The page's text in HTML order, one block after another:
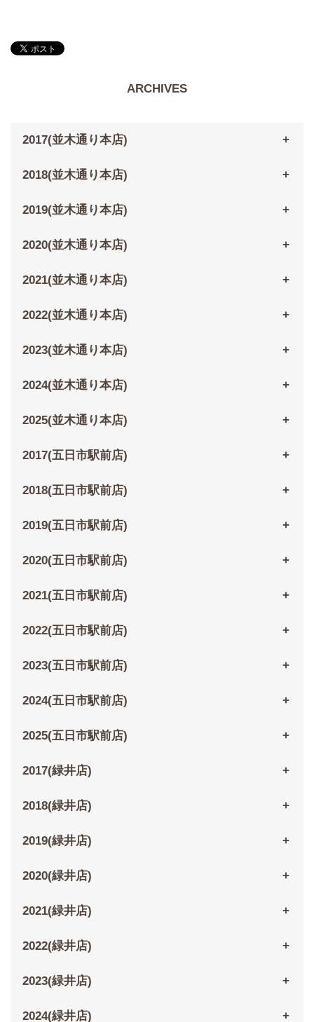
ARCHIVES
2017(並木通り本店)
2018(並木通り本店)
2019(並木通り本店)
2020(並木通り本店)
2021(並木通り本店)
2022(並木通り本店)
2023(並木通り本店)
2024(並木通り本店)
2025(並木通り本店)
2017(五日市駅前店)
2018(五日市駅前店)
2019(五日市駅前店)
2020(五日市駅前店)
2021(五日市駅前店)
2022(五日市駅前店)
2023(五日市駅前店)
2024(五日市駅前店)
2025(五日市駅前店)
2017(緑井店)
2018(緑井店)
2019(緑井店)
2020(緑井店)
2021(緑井店)
2022(緑井店)
2023(緑井店)
2024(緑井店)